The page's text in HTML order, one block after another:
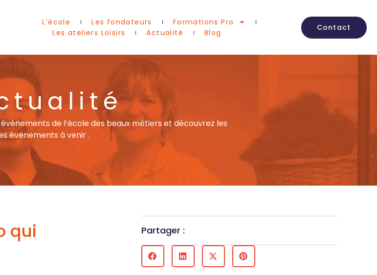
L’école Les fondateurs
Formations Pro
Les ateliers Loisirs
Actualité Blog
Contact
de l’école des beaux métiers et découvrez les
événements à venir .
qui Partager :